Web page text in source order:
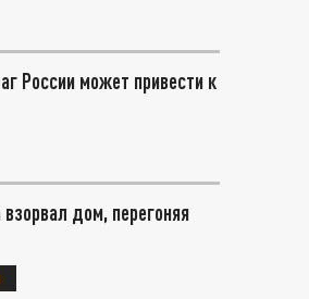
России может привести к
дом, перегоняя